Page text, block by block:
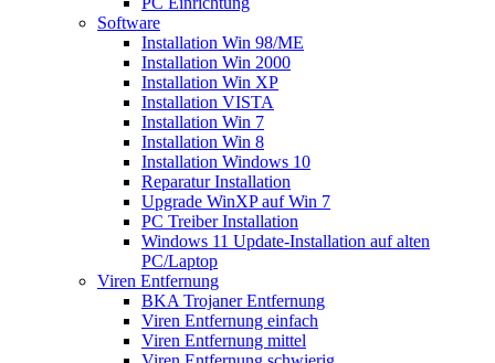
Software
Installation Win 98/ME
Installation Win 2000
Installation Win XP
Installation VISTA
Installation Win 7
Installation Win 8
Installation Windows 10
Reparatur Installation
Upgrade WinXP auf Win 7
PC Treiber Installation
Windows 11 Update-Installation auf alten
PC/Laptop
Viren Entfernung
BKA Trojaner Entfernung
Viren Entfernung einfach
Viren Entfernung mittel